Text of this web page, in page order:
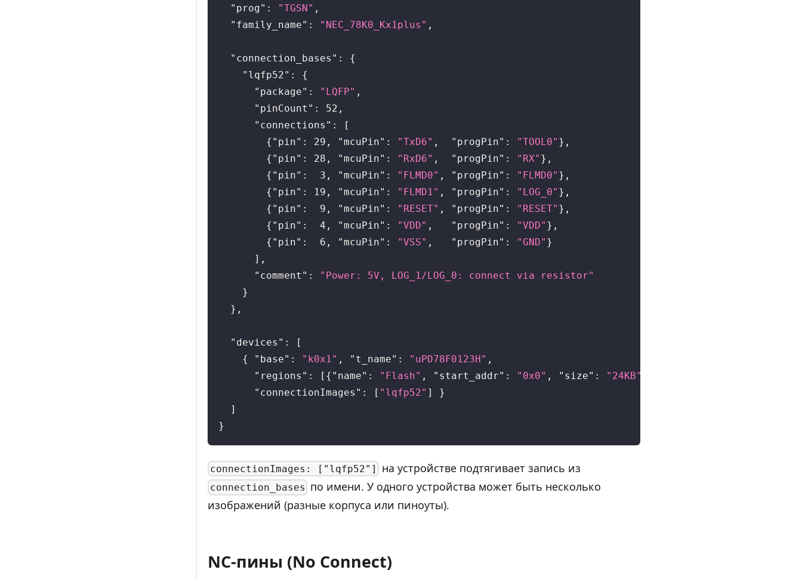
"prog" : "TGSN" ,
"family_name" : "NEC_78K0_Kx1plus" ,
"connection_bases" :
{
"lqfp52" :
{
"package" : "LQFP" ,
"pinCount" : 52 ,
"connections" :
[
{ "pin" : 29 , "mcuPin" : "TxD6" , "progPin" : "TOOL0" } ,
{ "pin" : 28 , "mcuPin" : "RxD6" , "progPin" : "RX" } ,
{ "pin" : 3 , "mcuPin" : "FLMD0" , "progPin" : "FLMD0" } ,
{ "pin" : 19 , "mcuPin" : "FLMD1" , "progPin" : "LOG_0" } ,
{ "pin" : 9 , "mcuPin" : "RESET" , "progPin" : "RESET" } ,
{ "pin" : 4 , "mcuPin" : "VDD" , "progPin" : "VDD" } ,
{ "pin" : 6 , "mcuPin" : "VSS" , "progPin" : "GND" }
] ,
"comment" :
"Power: 5V, LOG_1/LOG_0: connect via resistor"
}
} ,
"devices" :
[
{
"base" : "k0x1" , "t_name" : "uPD78F0123H" ,
"regions" : [ { "name" : "Flash" , "start_addr" : "0x0" , "size" : "24KB"
"connectionImages" : [ "lqfp52" ]
}
]
}
connectionImages: ["lqfp52"] на устройстве подтягивает запись из
connection_bases по имени. У одного устройства может быть несколько
изображений (разные корпуса или пиноуты).
NC-пины (No Connect)